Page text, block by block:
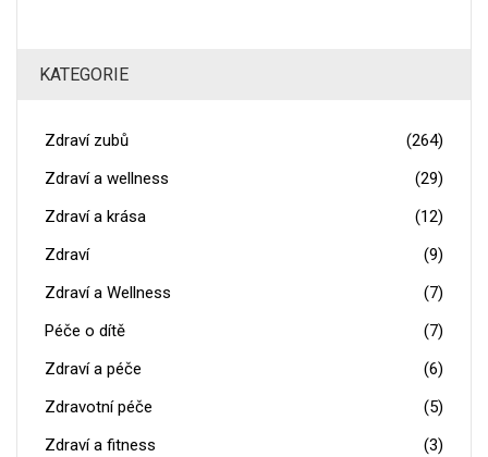
KATEGORIE
Zdraví zubů
(264)
Zdraví a wellness
(29)
Zdraví a krása
(12)
Zdraví
(9)
Zdraví a Wellness
(7)
Péče o dítě
(7)
Zdraví a péče
(6)
Zdravotní péče
(5)
Zdraví a fitness
(3)